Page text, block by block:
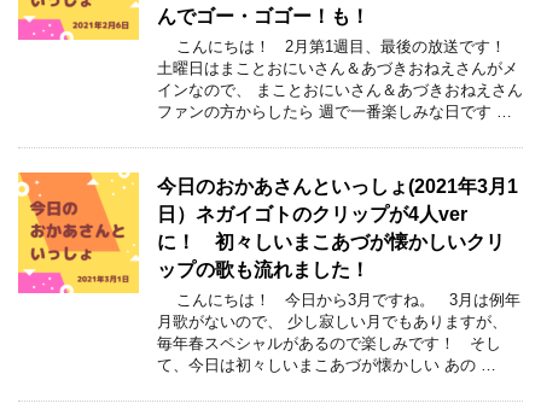
んでゴー・ゴゴー！も！
こんにちは！ 2月第1週目、最後の放送です！
土曜日はまことおにいさん＆あづきおねえさんがメ
インなので、 まことおにいさん＆あづきおねえさん
ファンの方からしたら 週で一番楽しみな日です …
今日のおかあさんといっしょ(2021年3月1
日）ネガイゴトのクリップが4人ver
に！ 初々しいまこあづが懐かしいクリ
ップの歌も流れました！
こんにちは！ 今日から3月ですね。 3月は例年
月歌がないので、 少し寂しい月でもありますが、
毎年春スペシャルがあるので楽しみです！ そし
て、今日は初々しいまこあづが懐かしい あの …